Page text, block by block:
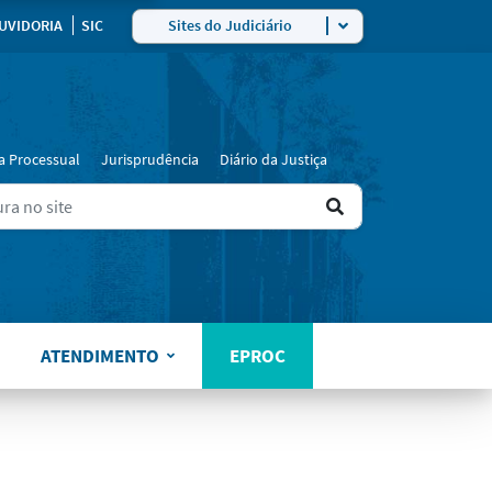
SIC Sites do Judiciário
Processual Jurisprudência Diário da Justiça
Ir
resultado
ATENDIMENTO EPROC